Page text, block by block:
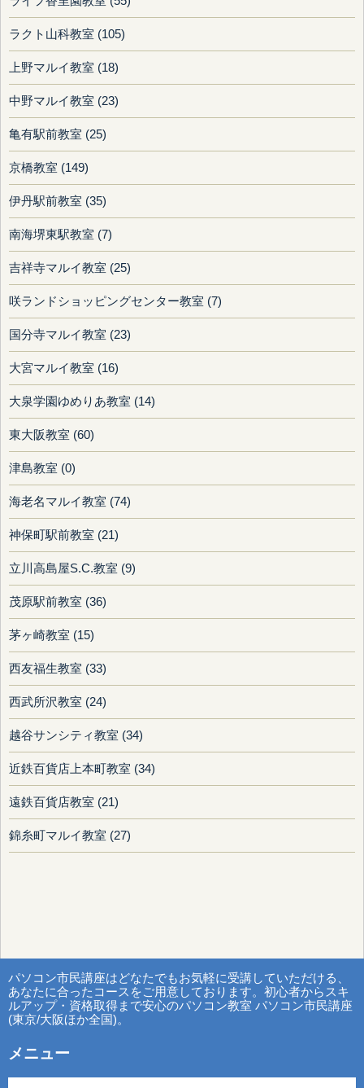
ラクト山科教室 (105)
上野マルイ教室 (18)
中野マルイ教室 (23)
亀有駅前教室 (25)
京橋教室 (149)
伊丹駅前教室 (35)
南海堺東駅教室 (7)
吉祥寺マルイ教室 (25)
咲ランドショッピングセンター教室 (7)
国分寺マルイ教室 (23)
大宮マルイ教室 (16)
大泉学園ゆめりあ教室 (14)
東大阪教室 (60)
津島教室 (0)
海老名マルイ教室 (74)
神保町駅前教室 (21)
立川高島屋S.C.教室 (9)
茂原駅前教室 (36)
茅ヶ崎教室 (15)
西友福生教室 (33)
西武所沢教室 (24)
越谷サンシティ教室 (34)
近鉄百貨店上本町教室 (34)
遠鉄百貨店教室 (21)
錦糸町マルイ教室 (27)
パソコン市民講座はどなたでもお気軽に受講していただける、
あなたに合ったコースをご用意しております。初心者からスキ
ルアップ・資格取得まで安心のパソコン教室 パソコン市民講座
(東京/大阪ほか全国)。
メニュー